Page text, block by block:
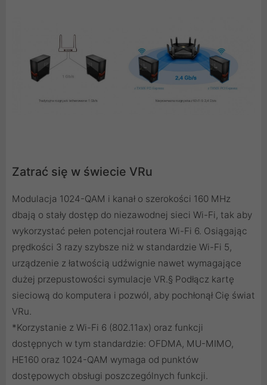
Zatrać się w świecie VRu
Modulacja 1024-QAM i kanał o szerokości 160 MHz
dbają o stały dostęp do niezawodnej sieci Wi-Fi, tak aby
wykorzystać pełen potencjał routera Wi-Fi 6. Osiągając
prędkości 3 razy szybsze niż w standardzie Wi-Fi 5,
urządzenie z łatwością udźwignie nawet wymagające
dużej przepustowości symulacje VR.§ Podłącz kartę
sieciową do komputera i pozwól, aby pochłonął Cię świat
VRu.
*Korzystanie z Wi-Fi 6 (802.11ax) oraz funkcji
dostępnych w tym standardzie: OFDMA, MU-MIMO,
HE160 oraz 1024-QAM wymaga od punktów
dostępowych obsługi poszczególnych funkcji.